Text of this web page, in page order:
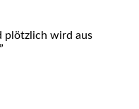
plötzlich wird aus